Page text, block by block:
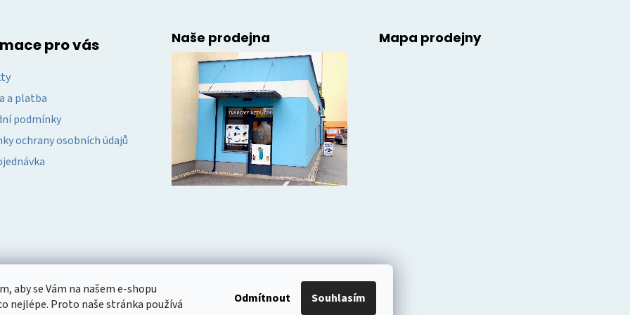
aby se Vám na našem e-shopu
nejlépe. Proto naše stránka používá
Odmítnout Souhlasím
pro vás
a platba
podmínky
ochrany osobních údajů
Naše prodejna Mapa prodejny